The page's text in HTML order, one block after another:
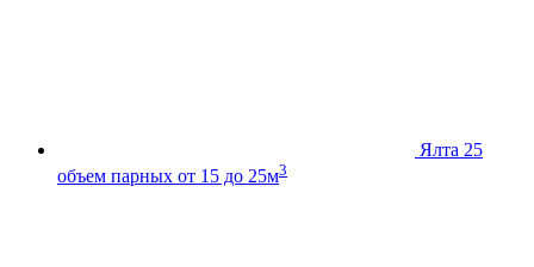
Ялта 25
объем парных от 15 до 25м3